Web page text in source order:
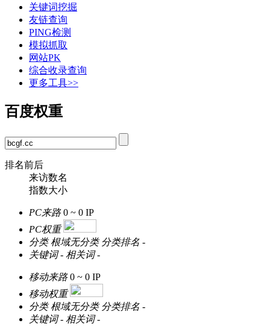
关键词挖掘
友链查询
PING检测
模拟抓取
网站PK
综合收录查询
更多工具>>
百度权重
排名前后
来访数名
指数大小
PC来路 0 ~ 0 IP
PC权重
分类 根域无分类 分类排名 -
关键词 - 相关词 -
移动来路 0 ~ 0 IP
移动权重
分类 根域无分类 分类排名 -
关键词 - 相关词 -